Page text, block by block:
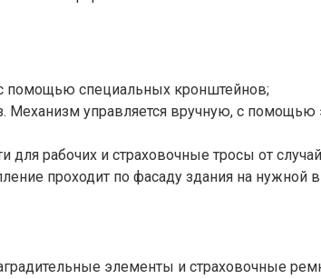
с помощью специальных кронштейнов;
управляется вручную, с помощью
для рабочих и страховочные тросы от
проходит по фасаду здания на нужной
элементы и страховочные